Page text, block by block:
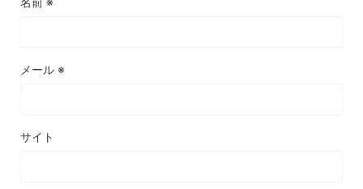
メール ※
サイト